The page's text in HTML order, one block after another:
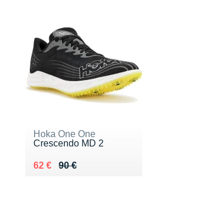
Hoka One One
Crescendo MD 2
90 €
Au lieu de 90 €
62 €
Vendu 62 €